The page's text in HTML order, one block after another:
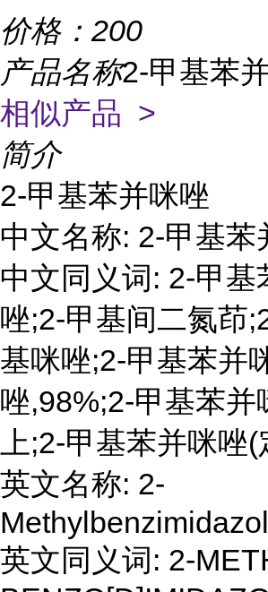
价格： 200
产品名称2-甲基苯
相似产品 >
简介
2-甲基苯并咪唑
中文名称: 2-甲基苯
中文同义词: 2-甲基
唑;2-甲基间二氮茚
基咪唑;2-甲基苯并
唑,98%;2-甲基苯并
上;2-甲基苯并咪唑
英文名称: 2-
英文同义词: 2-